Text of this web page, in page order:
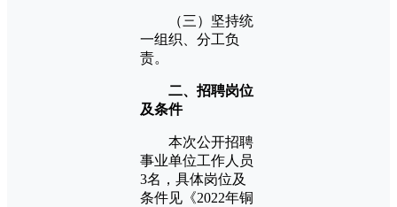
（三）坚持统
一组织、分工负
责。
二、招聘岗位
及条件
本次公开招聘
事业单位工作人员
3名，具体岗位及
条件见《2022年铜